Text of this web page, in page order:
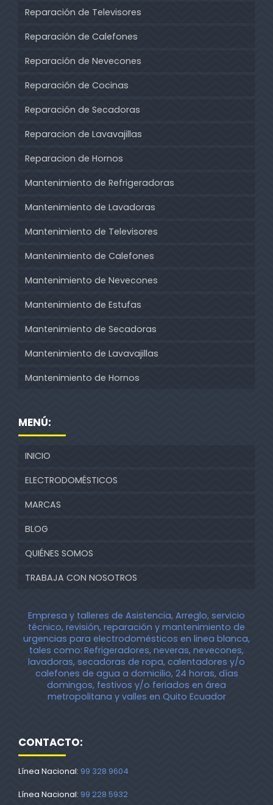
Reparación de Televisores
Reparación de Calefones
Reparación de Nevecones
Reparación de Cocinas
Reparación de Secadoras
Reparacion de Lavavajillas
Reparacion de Hornos
Mantenimiento de Refrigeradoras
Mantenimiento de Lavadoras
Mantenimiento de Televisores
Mantenimiento de Calefones
Mantenimiento de Nevecones
Mantenimiento de Estufas
Mantenimiento de Secadoras
Mantenimiento de Lavavajillas
Mantenimiento de Hornos
MENÚ:
INICIO
ELECTRODOMÉSTICOS
MARCAS
BLOG
QUIÉNES SOMOS
TRABAJA CON NOSOTROS
Empresa y talleres de Asistencia, Arreglo, servicio
técnico, revisión, reparación y mantenimiento de
urgencias para electrodomésticos en linea blanca,
tales como: Refrigeradores, neveras, nevecones,
lavadoras, secadoras de ropa, calentadores y/o
calefones de agua a domicilio, 24 horas, días
domingos, festivos y/o feriados en área
metropolitana y valles en Quito Ecuador
CONTACTO:
Línea Nacional: 99 328 9604
Línea Nacional: 99 228 5932